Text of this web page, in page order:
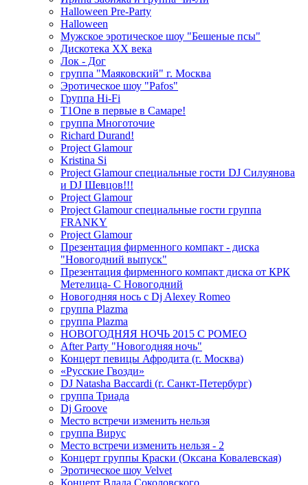
Halloween Pre-Party
Halloween
Мужское эротическое шоу "Бешеные псы"
Дискотека ХХ века
Лок - Дог
группа "Маяковский" г. Москва
Эротическое шоу "Pafos"
Группа Hi-Fi
T1One в первые в Самаре!
группа Многоточие
Richard Durand!
Project Glamour
Kristina Si
Project Glamour специальные гости DJ Силуянова
и DJ Шевцов!!!
Project Glamour
Project Glamour специальные гости группа
FRANKY
Project Glamour
Презентация фирменного компакт - диска
"Новогодний выпуск"
Презентация фирменного компакт диска от КРК
Метелица- С Новогодний
Новогодняя нось с Dj Alexey Romeo
группа Plazma
группа Plazma
НОВОГОДНЯЯ НОЧЬ 2015 C РОМЕО
After Party "Новогодняя ночь"
Концерт певицы Афродита (г. Москва)
«Русские Гвозди»
DJ Natasha Baccardi (г. Санкт-Петербург)
группа Триада
Dj Groove
Место встречи изменить нельзя
группа Вирус
Место встречи изменить нельзя - 2
Концерт группы Краски (Оксана Ковалевская)
Эротическое шоу Velvet
Концерт Влада Соколовского